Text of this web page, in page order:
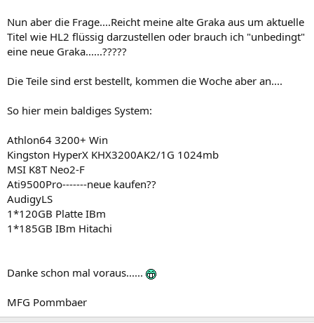
Nun aber die Frage....Reicht meine alte Graka aus um aktuelle
Titel wie HL2 flüssig darzustellen oder brauch ich "unbedingt"
eine neue Graka......?????
Die Teile sind erst bestellt, kommen die Woche aber an....
So hier mein baldiges System:
Athlon64 3200+ Win
Kingston HyperX KHX3200AK2/1G 1024mb
MSI K8T Neo2-F
Ati9500Pro-------neue kaufen??
AudigyLS
1*120GB Platte IBm
1*185GB IBm Hitachi
Danke schon mal voraus......
MFG Pommbaer